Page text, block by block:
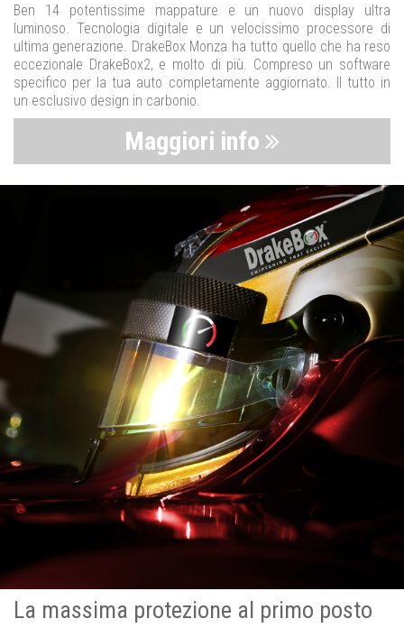
Ben 14 potentissime mappature e un nuovo display ultra
luminoso. Tecnologia digitale e un velocissimo processore di
ultima generazione. DrakeBox Monza ha tutto quello che ha reso
eccezionale DrakeBox2, e molto di più. Compreso un software
specifico per la tua auto completamente aggiornato. Il tutto in
un esclusivo design in carbonio.
Maggiori info
La massima protezione al primo posto